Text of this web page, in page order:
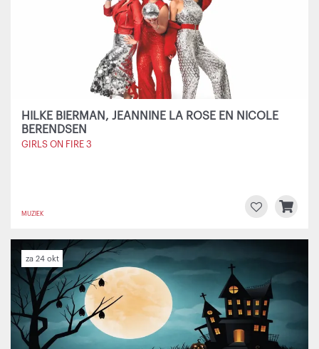
HILKE BIERMAN, JEANNINE LA ROSE EN NICOLE
BERENDSEN
GIRLS ON FIRE 3
MUZIEK
za 24 okt